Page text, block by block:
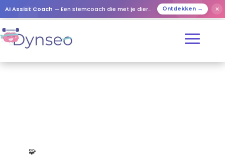
AI Assist Coach — Een stemcoach die met je dierbaren speelt Ontdekken → ✕
🧩